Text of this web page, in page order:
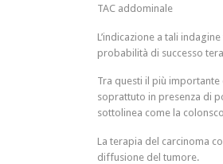
TAC addominale
L’indicazione a tali
probabilità di successo
Tra questi il più importante
soprattuto in presenza di
sottolinea come la
La terapia del carcinoma
diffusione del tumore.